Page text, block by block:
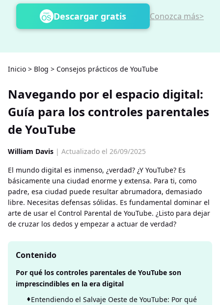
Descargar gratis Conozca más>
Inicio > Blog > Consejos prácticos de YouTube
Navegando por el espacio digital:
Guía para los controles parentales
de YouTube
William Davis | Actualizado el 26/09/2025
El mundo digital es inmenso, ¿verdad? ¿Y YouTube? Es
básicamente una ciudad enorme y extensa. Para ti, como
padre, esa ciudad puede resultar abrumadora, demasiado
libre. Necesitas defensas sólidas. Es fundamental dominar el
arte de usar el Control Parental de YouTube. ¿Listo para dejar
de cruzar los dedos y empezar a actuar de verdad?
Contenido
Por qué los controles parentales de YouTube son
imprescindibles en la era digital
Entendiendo el Salvaje Oeste de YouTube: Por qué